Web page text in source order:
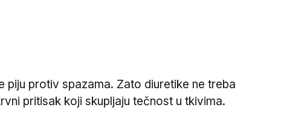
protiv spazama. Zato diuretike ne treba
pritisak koji skupljaju tečnost u tkivima.